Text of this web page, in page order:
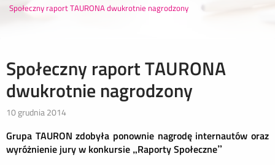
Społeczny raport TAURONA dwukrotnie nagrodzony
Społeczny raport TAURONA
dwukrotnie nagrodzony
10 grudnia 2014
Grupa TAURON zdobyła ponownie nagrodę internautów oraz
wyróżnienie jury w konkursie „Raporty Społeczne”